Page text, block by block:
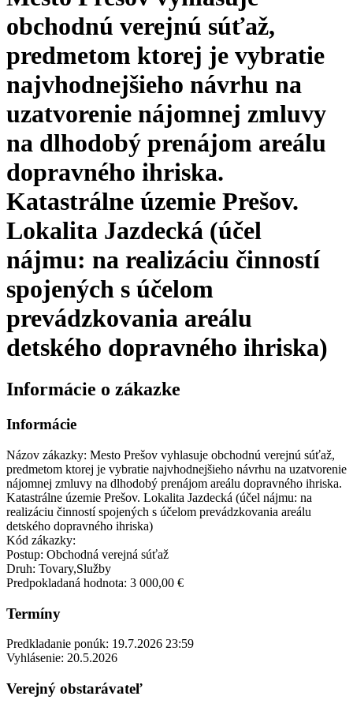
obchodnú verejnú súťaž,
predmetom ktorej je vybratie
najvhodnejšieho návrhu na
uzatvorenie nájomnej zmluvy
na dlhodobý prenájom areálu
dopravného ihriska.
Katastrálne územie Prešov.
Lokalita Jazdecká (účel
nájmu: na realizáciu činností
spojených s účelom
prevádzkovania areálu
detského dopravného ihriska)
Informácie o zákazke
Informácie
Názov zákazky: Mesto Prešov vyhlasuje obchodnú verejnú súťaž,
predmetom ktorej je vybratie najvhodnejšieho návrhu na uzatvorenie
nájomnej zmluvy na dlhodobý prenájom areálu dopravného ihriska.
Katastrálne územie Prešov. Lokalita Jazdecká (účel nájmu: na
realizáciu činností spojených s účelom prevádzkovania areálu
detského dopravného ihriska)
Kód zákazky:
Postup: Obchodná verejná súťaž
Druh: Tovary,Služby
Predpokladaná hodnota: 3 000,00 €
Termíny
Predkladanie ponúk: 19.7.2026 23:59
Vyhlásenie: 20.5.2026
Verejný obstarávateľ